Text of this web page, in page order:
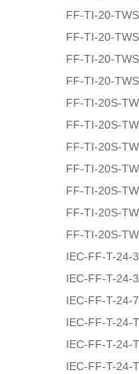
FF-TI-20-
FF-TI-20-
FF-TI-20-
FF-TI-20-
FF-TI-20S-
FF-TI-20S-
FF-TI-20S-
FF-TI-20S-
FF-TI-20S-
FF-TI-20S-
FF-TI-20S-
IEC-FF-T-24-
IEC-FF-T-24-
IEC-FF-T-24-
IEC-FF-T-24-
IEC-FF-T-24-
IEC-FF-T-24-